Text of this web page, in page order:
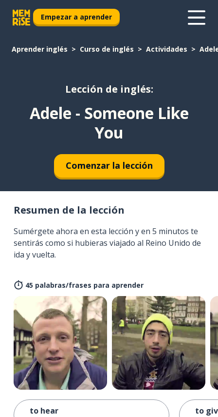
Empezar a aprender
Aprender inglés Curso de inglés Actividades
Lección de inglés:
Adele - Someone Like
You
Comenzar la lección
Resumen de la lección
Sumérgete ahora en esta lección y en 5 minutos te
sentirás como si hubieras viajado al Reino Unido de
ida y vuelta.
45 palabras/frases para aprender
to hear to